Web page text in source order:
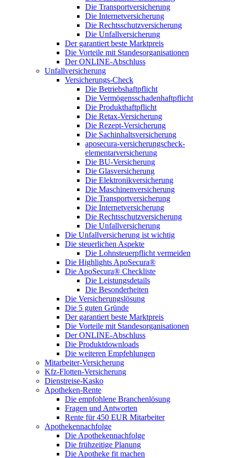
Die Transportversicherung
Die Internetversicherung
Die Rechtsschutzversicherung
Die Unfallversicherung
Der garantiert beste Marktpreis
Die Vorteile mit Standesorganisationen
Der ONLINE-Abschluss
Unfallversicherung
Versicherungs-Check
Die Betriebshaftpflicht
Die Vermögensschadenhaftpflicht
Die Produkthaftpflicht
Die Retax-Versicherung
Die Rezept-Versicherung
Die Sachinhaltsversicherung
aposecura-versicherungscheck-
elementarversicherung
Die BU-Versicherung
Die Glasversicherung
Die Elektronikversicherung
Die Maschinenversicherung
Die Transportversicherung
Die Internetversicherung
Die Rechtsschutzversicherung
Die Unfallversicherung
Die Unfallversicherung ist wichtig
Die steuerlichen Aspekte
Die Lohnsteuerpflicht vermeiden
Die Highlights ApoSecura®
Die ApoSecura® Checkliste
Die Leistungsdetails
Die Besonderheiten
Die Versicherungslösung
Die 5 guten Gründe
Der garantiert beste Marktpreis
Die Vorteile mit Standesorganisationen
Der ONLINE-Abschluss
Die Produktdownloads
Die weiteren Empfehlungen
Mitarbeiter-Versicherung
Kfz-Flotten-Versicherung
Dienstreise-Kasko
Apotheken-Rente
Die empfohlene Branchenlösung
Fragen und Antworten
Rente für 450 EUR Mitarbeiter
Apothekennachfolge
Die Apothekennachfolge
Die frühzeitige Planung
Die Apotheke fit machen